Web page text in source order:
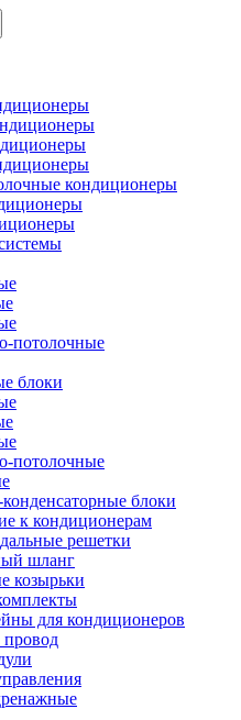
кондиционеры
потолочные
блоки
потолочные
блоки
к кондиционерам
решетки
шланг
козырьки
для кондиционеров
провод